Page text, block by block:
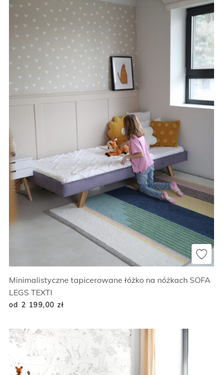
Minimalistyczne tapicerowane łóżko na nóżkach SOFA
LEGS TEXTI
od 2 199,00 zł